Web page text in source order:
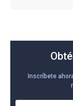
Inscríbete